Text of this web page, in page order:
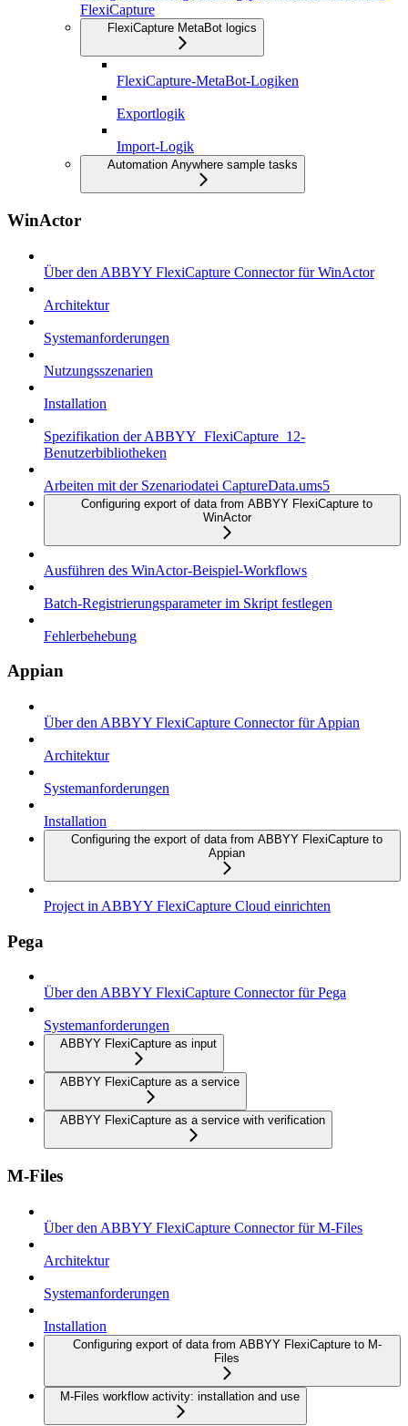
FlexiCapture
FlexiCapture MetaBot logics
FlexiCapture-MetaBot-Logiken
Exportlogik
Import-Logik
Automation Anywhere sample tasks
WinActor
Über den ABBYY FlexiCapture Connector für WinActor
Architektur
Systemanforderungen
Nutzungsszenarien
Installation
Spezifikation der ABBYY_FlexiCapture_12-
Benutzerbibliotheken
Arbeiten mit der Szenariodatei CaptureData.ums5
Configuring export of data from ABBYY FlexiCapture to
WinActor
Ausführen des WinActor-Beispiel-Workflows
Batch-Registrierungsparameter im Skript festlegen
Fehlerbehebung
Appian
Über den ABBYY FlexiCapture Connector für Appian
Architektur
Systemanforderungen
Installation
Configuring the export of data from ABBYY FlexiCapture to
Appian
Project in ABBYY FlexiCapture Cloud einrichten
Pega
Über den ABBYY FlexiCapture Connector für Pega
Systemanforderungen
ABBYY FlexiCapture as input
ABBYY FlexiCapture as a service
ABBYY FlexiCapture as a service with verification
M-Files
Über den ABBYY FlexiCapture Connector für M-Files
Architektur
Systemanforderungen
Installation
Configuring export of data from ABBYY FlexiCapture to M-
Files
M-Files workflow activity: installation and use